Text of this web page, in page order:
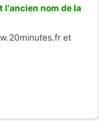
l'ancien nom de la
et